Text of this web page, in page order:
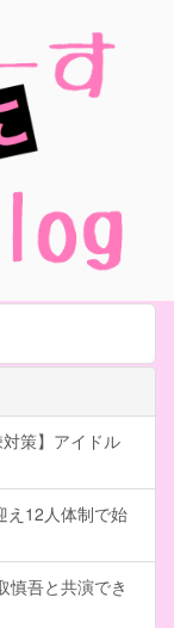
策】アイドル
え12人体制で始
慎吾と共演でき